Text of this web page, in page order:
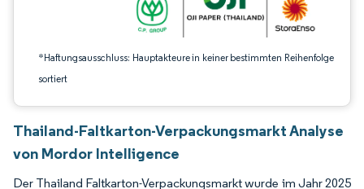
*Haftungsausschluss: Hauptakteure in keiner bestimmten Reihenfolge
sortiert
Thailand-Faltkarton-Verpackungsmarkt Analyse
von Mordor Intelligence
Der Thailand Faltkarton-Verpackungsmarkt wurde im Jahr 2025